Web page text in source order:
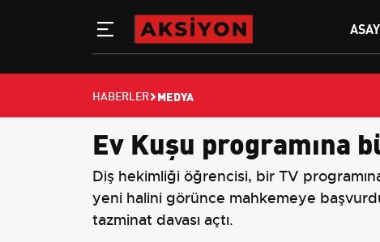
HABERLER MEDYA
Ev Kuşu programına
Diş hekimliği öğrencisi, bir TV
yeni halini görünce mahkemeye
tazminat davası açtı.